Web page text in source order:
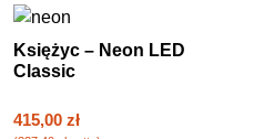
Księżyc – Neon LED
Classic
415,00 zł